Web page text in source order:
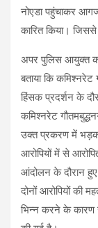
नोएडा पहुंचाकर
कारित किया।
अपर पुलिस आयुक्त
बताया कि
हिंसक प्रदर्शन के
कमिश्नरेट
उक्त प्रकरण में
आरोपियों में से
आंदोलन के दौरान
दोनों आरोपियों की
भिन्न करने के कारण